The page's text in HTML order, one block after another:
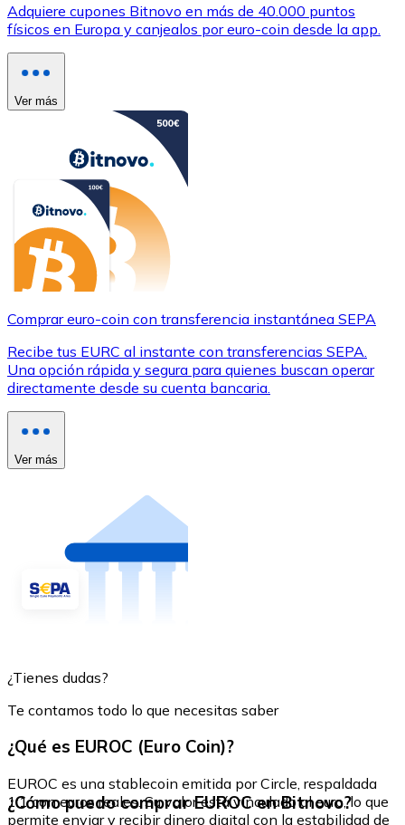
Adquiere cupones Bitnovo en más de 40.000 puntos
físicos en Europa y canjealos por euro-coin desde la app.
Ver más
Comprar euro-coin con transferencia instantánea SEPA
Recibe tus EURC al instante con transferencias SEPA.
Una opción rápida y segura para quienes buscan operar
directamente desde su cuenta bancaria.
Ver más
¿Tienes dudas?
Te contamos todo lo que necesitas saber
¿Qué es EUROC (Euro Coin)?
EUROC es una stablecoin emitida por Circle, respaldada
1:1 con euros reales. Su valor está vinculado al euro, lo que
permite enviar y recibir dinero digital con la estabilidad de
¿Cómo puedo comprar EUROC en Bitnovo?